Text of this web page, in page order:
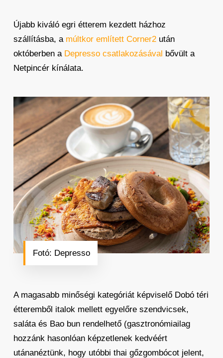
Újabb kiváló egri étterem kezdett házhoz
szállításba, a múltkor említett Corner2után
októberben a Depresso csatlakozásával bővült a
Netpincér kínálata.
Fotó: Depresso
A magasabb minőségi kategóriát képviselő Dobó téri
étteremből italok mellett egyelőre szendvicsek,
saláta és Bao bun rendelhető (gasztronómiailag
hozzánk hasonlóan képzetlenek kedvéért
utánanéztünk, hogy utóbbi thai gőzgombócot jelent,